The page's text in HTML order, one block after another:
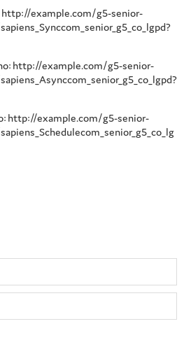
http://example.com/g5-senior-
http://example.com/g5-senior-
http://example.com/g5-senior-